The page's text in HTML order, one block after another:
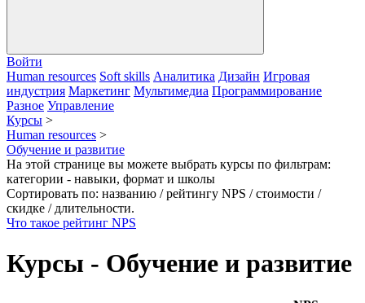
Войти
Human resources Soft skills Аналитика Дизайн Игровая
индустрия Маркетинг Мультимедиа Программирование
Разное Управление
Курсы >
Human resources >
Обучение и развитие
На этой странице вы можете выбрать курсы по фильтрам:
категории - навыки, формат и школы
Сортировать по: названию / рейтингу NPS / стоимости /
скидке / длительности.
Что такое рейтинг NPS
Курсы - Обучение и развитие